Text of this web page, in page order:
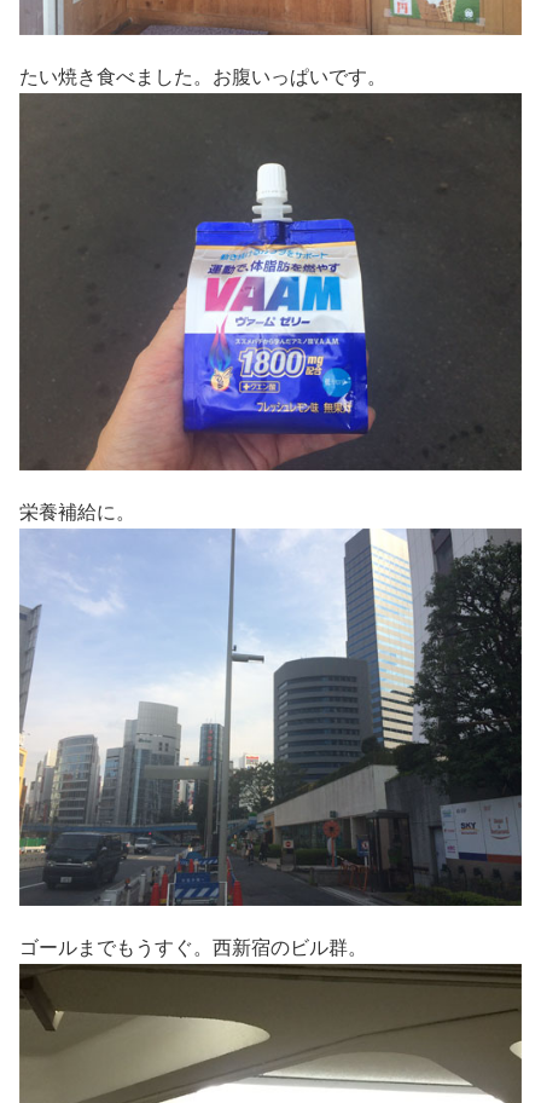
たい焼き食べました。お腹いっぱいです。
栄養補給に。
ゴールまでもうすぐ。西新宿のビル群。